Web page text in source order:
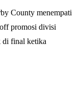
County menempati
promosi divisi
di final ketika